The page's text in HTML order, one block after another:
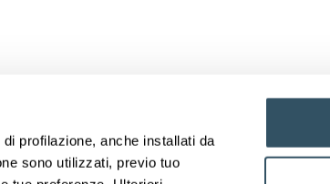
profilazione, anche installati da
sono utilizzati, previo tuo